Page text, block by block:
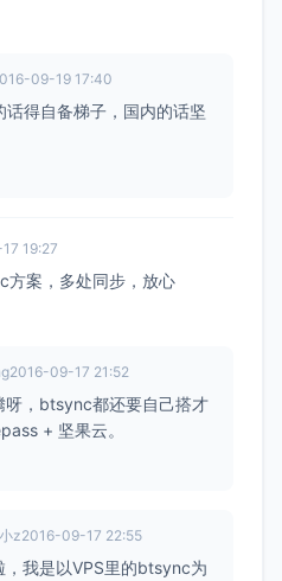
09-19 17:40
得自备梯子，国内的话坚
19:27
案，多处同步，放心
2016-09-17 21:52
呀，btsync都还要自己搭才
+ 坚果云。
小z2016-09-17 22:55
，我是以VPS里的btsync为